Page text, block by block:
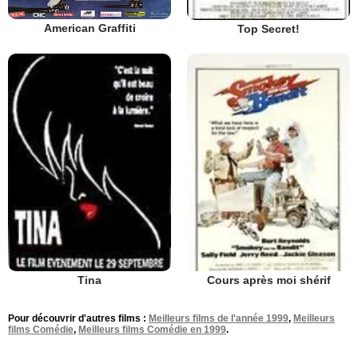
American Graffiti Top Secret!
Tina Cours après moi shérif
Pour découvrir d'autres films : Meilleurs films de l'année 1999, Meilleurs
films Comédie, Meilleurs films Comédie en 1999.